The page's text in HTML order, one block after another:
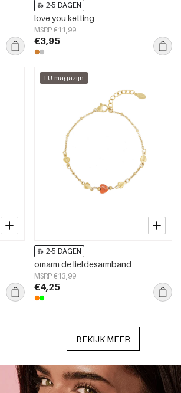
2-5 DAGEN
love you ketting
MSRP €11,99
€3,95
EU-magazijn
2-5 DAGEN
omarm de liefdesarmband
MSRP €13,99
€4,25
BEKIJK MEER